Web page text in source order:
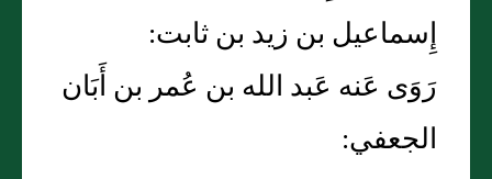
إِسماعيل بن زيد بن ثابت:
رَوَى عَنه عَبد الله بن عُمر بن أَبَان
الجعفي: